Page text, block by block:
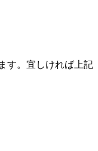
す。宜しければ上記